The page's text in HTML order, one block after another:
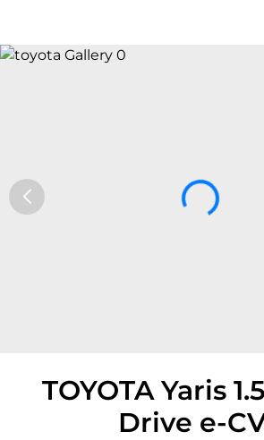
TOYOTA Yaris
Drive e-